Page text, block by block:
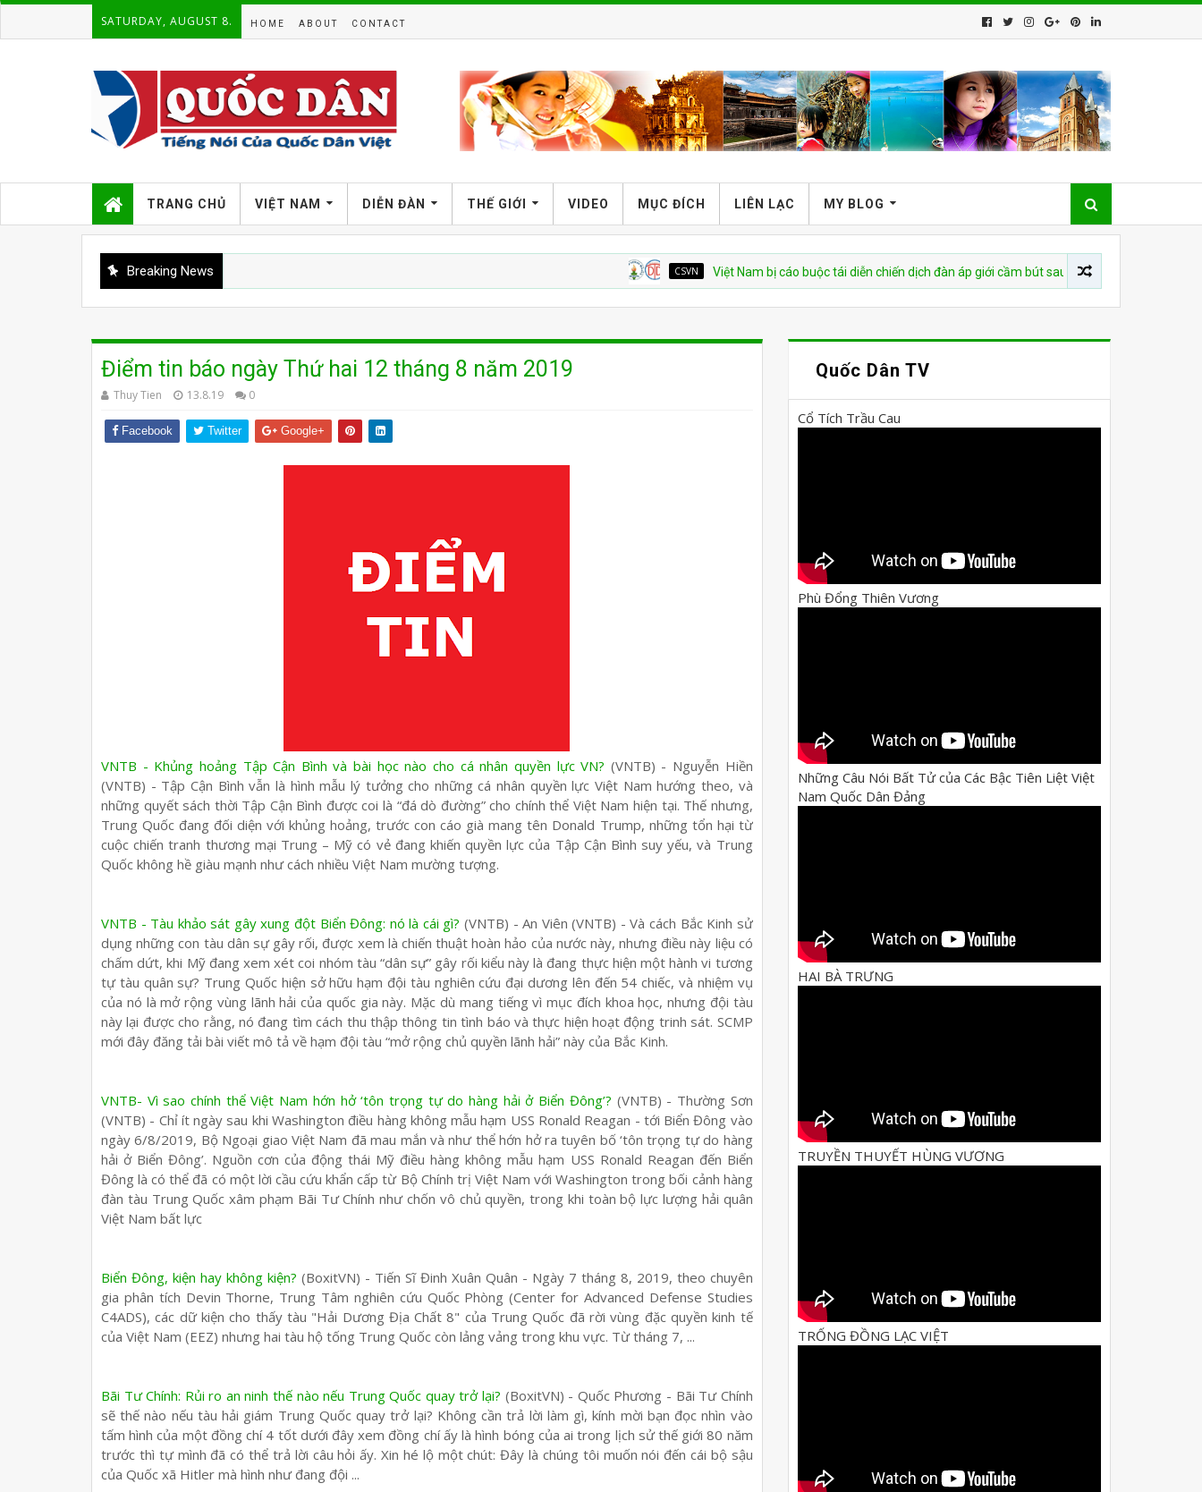
SATURDAY, AUGUST 8. HOME ABOUT CONTACT
TRANG CHỦ VIỆT NAM DIỄN ĐÀN THẾ GIỚI VIDEO MỤC ĐÍCH LIÊN LẠC MY BLOG
Breaking News CSVN Việt Nam bị cáo buộc tái diễn chiến dịch đàn áp giới cầm bút sau vụ bắt giữ tác giả
Điểm tin báo ngày Thứ hai 12 tháng 8 năm 2019
Thuy Tien 13.8.19 0
Facebook Twitter Google+
VNTB - Khủng hoảng Tập Cận Bình và bài học nào cho cá nhân quyền lực VN? (VNTB) - Nguyễn Hiền
(VNTB) - Tập Cận Bình vẫn là hình mẫu lý tưởng cho những cá nhân quyền lực Việt Nam hướng theo, và
những quyết sách thời Tập Cận Bình được coi là “đá dò đường” cho chính thể Việt Nam hiện tại. Thế nhưng,
Trung Quốc đang đối diện với khủng hoảng, trước con cáo già mang tên Donald Trump, những tổn hại từ
cuộc chiến tranh thương mại Trung – Mỹ có vẻ đang khiến quyền lực của Tập Cận Bình suy yếu, và Trung
Quốc không hề giàu mạnh như cách nhiều Việt Nam mường tượng.
VNTB - Tàu khảo sát gây xung đột Biển Đông: nó là cái gì? (VNTB) - An Viên (VNTB) - Và cách Bắc Kinh sử
dụng những con tàu dân sự gây rối, được xem là chiến thuật hoàn hảo của nước này, nhưng điều này liệu có
chấm dứt, khi Mỹ đang xem xét coi nhóm tàu “dân sự” gây rối kiểu này là đang thực hiện một hành vi tương
tự tàu quân sự? Trung Quốc hiện sở hữu hạm đội tàu nghiên cứu đại dương lên đến 54 chiếc, và nhiệm vụ
của nó là mở rộng vùng lãnh hải của quốc gia này. Mặc dù mang tiếng vì mục đích khoa học, nhưng đội tàu
này lại được cho rằng, nó đang tìm cách thu thập thông tin tình báo và thực hiện hoạt động trinh sát. SCMP
mới đây đăng tải bài viết mô tả về hạm đội tàu “mở rộng chủ quyền lãnh hải” này của Bắc Kinh.
VNTB- Vì sao chính thể Việt Nam hớn hở ‘tôn trọng tự do hàng hải ở Biển Đông’? (VNTB) - Thường Sơn
(VNTB) - Chỉ ít ngày sau khi Washington điều hàng không mẫu hạm USS Ronald Reagan - tới Biển Đông vào
ngày 6/8/2019, Bộ Ngoại giao Việt Nam đã mau mắn và như thể hớn hở ra tuyên bố ‘tôn trọng tự do hàng
hải ở Biển Đông’. Nguồn cơn của động thái Mỹ điều hàng không mẫu hạm USS Ronald Reagan đến Biển
Đông là có thể đã có một lời cầu cứu khẩn cấp từ Bộ Chính trị Việt Nam với Washington trong bối cảnh hàng
đàn tàu Trung Quốc xâm phạm Bãi Tư Chính như chốn vô chủ quyền, trong khi toàn bộ lực lượng hải quân
Việt Nam bất lực
Biển Đông, kiện hay không kiện? (BoxitVN) - Tiến Sĩ Đinh Xuân Quân - Ngày 7 tháng 8, 2019, theo chuyên
gia phân tích Devin Thorne, Trung Tâm nghiên cứu Quốc Phòng (Center for Advanced Defense Studies
C4ADS), các dữ kiện cho thấy tàu "Hải Dương Địa Chất 8" của Trung Quốc đã rời vùng đặc quyền kinh tế
của Việt Nam (EEZ) nhưng hai tàu hộ tống Trung Quốc còn lảng vảng trong khu vực. Từ tháng 7, ...
Bãi Tư Chính: Rủi ro an ninh thế nào nếu Trung Quốc quay trở lại? (BoxitVN) - Quốc Phương - Bãi Tư Chính
sẽ thế nào nếu tàu hải giám Trung Quốc quay trở lại? Không cần trả lời làm gì, kính mời bạn đọc nhìn vào
tấm hình của một đồng chí 4 tốt dưới đây xem đồng chí ấy là hình bóng của ai trong lịch sử thế giới 80 năm
trước thì tự mình đã có thể trả lời câu hỏi ấy. Xin hé lộ một chút: Đây là chúng tôi muốn nói đến cái bộ sậu
của Quốc xã Hitler mà hình như đang đội ...
Quốc Dân TV
Cổ Tích Trầu Cau
Phù Đổng Thiên Vương
Những Câu Nói Bất Tử của Các Bậc Tiên Liệt Việt
Nam Quốc Dân Đảng
HAI BÀ TRƯNG
TRUYỀN THUYẾT HÙNG VƯƠNG
TRỐNG ĐỒNG LẠC VIỆT